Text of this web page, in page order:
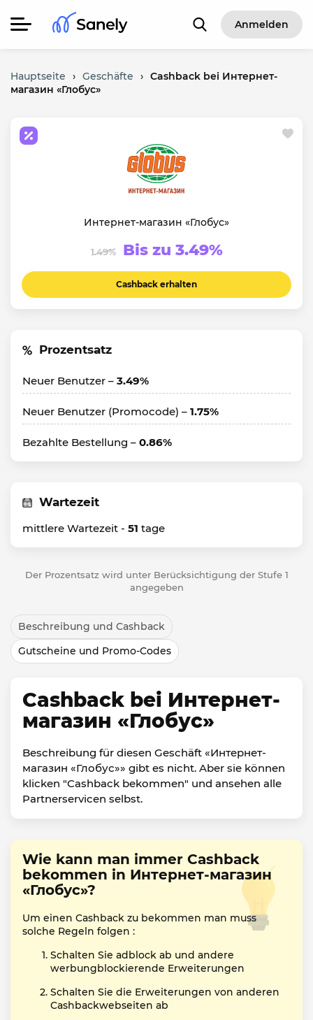
Anmelden
Hauptseite › Geschäfte › Cashback bei Интернет-
магазин «Глобус»
Интернет-магазин «Глобус»
1.49% Bis zu 3.49%
Cashback erhalten
Prozentsatz
Neuer Benutzer – 3.49%
Neuer Benutzer (Promocode) – 1.75%
Bezahlte Bestellung – 0.86%
Wartezeit
mittlere Wartezeit - 51 tage
Der Prozentsatz wird unter Berücksichtigung der Stufe 1
angegeben
Beschreibung und Cashback
Gutscheine und Promo-Codes
Cashback bei Интернет-
магазин «Глобус»
Beschreibung für diesen Geschäft «Интернет-
магазин «Глобус»» gibt es nicht. Aber sie können
klicken "Cashback bekommen" und ansehen alle
Partnerservicen selbst.
Wie kann man immer Cashback
bekommen in Интернет-магазин
«Глобус»?
Um einen Cashback zu bekommen man muss
solche Regeln folgen :
Schalten Sie adblock ab und andere
werbungblockierende Erweiterungen
Schalten Sie die Erweiterungen von anderen
Cashbackwebseiten ab